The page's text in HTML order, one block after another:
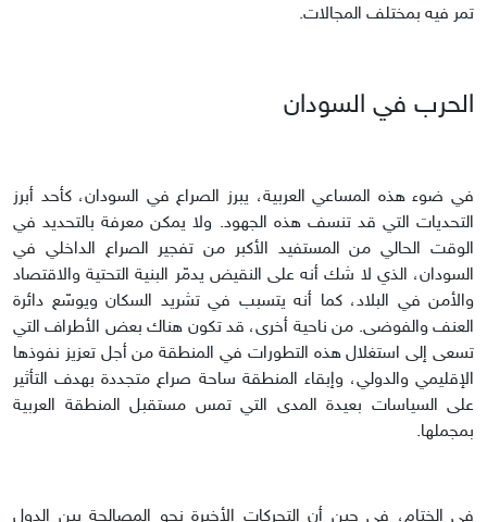
تمر فيه بمختلف المجالات.
الحرب في السودان
في ضوء هذه المساعي العربية، يبرز الصراع في السودان، كأحد أبرز
التحديات التي قد تنسف هذه الجهود. ولا يمكن معرفة بالتحديد في
الوقت الحالي من المستفيد الأكبر من تفجير الصراع الداخلي في
السودان، الذي لا شك أنه على النقيض يدمّر البنية التحتية والاقتصاد
والأمن في البلاد، كما أنه يتسبب في تشريد السكان ويوسّع دائرة
العنف والفوضى. من ناحية أخرى، قد تكون هناك بعض الأطراف التي
تسعى إلى استغلال هذه التطورات في المنطقة من أجل تعزيز نفوذها
الإقليمي والدولي، وإبقاء المنطقة ساحة صراع متجددة بهدف التأثير
على السياسات بعيدة المدى التي تمس مستقبل المنطقة العربية
بمجملها.
في الختام، في حين أن التحركات الأخيرة نحو المصالحة بين الدول